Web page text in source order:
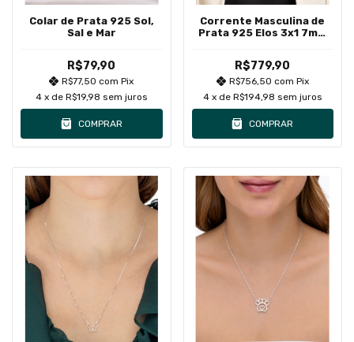
Colar de Prata 925 Sol,
Sal e Mar
R$79,90
R$77,50com Pix
4 x de R$19,98 sem juros
COMPRAR
Corrente Masculina de
Prata 925 Elos 3x1 7mm
R$779,90
R$756,50 com Pix
4 x de R$194,98 sem juros
COMPRAR